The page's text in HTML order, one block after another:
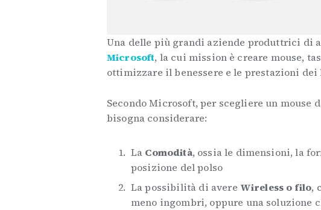
Una delle più grandi aziende produttrici di
Microsoft, la cui mission è creare mouse,
ottimizzare il benessere e le prestazioni dei
Secondo Microsoft, per scegliere un mouse
bisogna considerare:
La Comodità, ossia le dimensioni, la
posizione del polso
La possibilità di avere Wireless o filo,
meno ingombri, oppure una soluzione